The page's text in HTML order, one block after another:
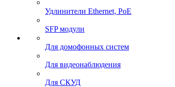
Удлинители Ethernet, PoE
SFP модули
Для домофонных систем
Для видеонаблюдения
Для СКУД